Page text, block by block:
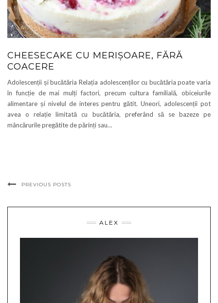
CHEESECAKE CU MERIȘOARE, FĂRĂ
COACERE
Adolescenții și bucătăria Relația adolescenților cu bucătăria poate varia
în funcție de mai mulți factori, precum cultura familială, obiceiurile
alimentare și nivelul de interes pentru gătit. Uneori, adolescenții pot
avea o relație limitată cu bucătăria, preferând să se bazeze pe
mâncărurile pregătite de părinți sau…
PREVIOUS POSTS
ALEX